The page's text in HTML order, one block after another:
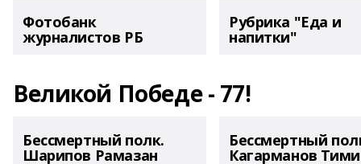
Фотобанк
журналистов РБ
Рубрика "Еда и
напитки"
Великой Победе - 77!
Бессмертный полк.
Шарипов Рамазан
Бессмертный
Кагарманов